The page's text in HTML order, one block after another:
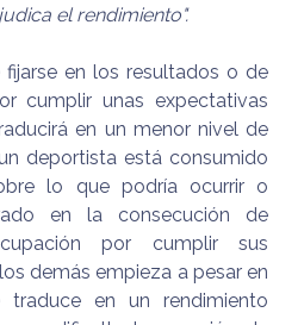
el rendimiento".
en los resultados o de
cumplir unas expectativas
en un menor nivel de
deportista está consumido
lo que podría ocurrir o
en la consecución de
por cumplir sus
demás empieza a pesar en
en un rendimiento